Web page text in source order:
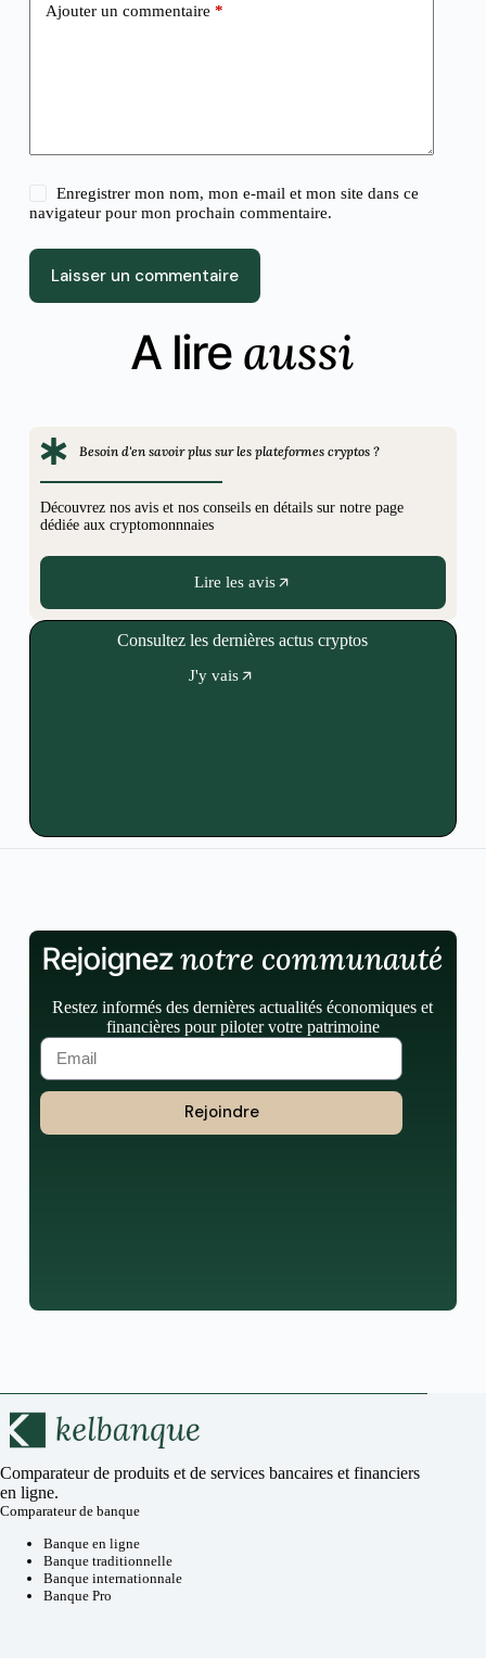
Ajouter un commentaire *
Enregistrer mon nom, mon e-mail et mon site dans ce
navigateur pour mon prochain commentaire.
Laisser un commentaire
A lire aussi
Besoin d'en savoir plus sur les plateformes cryptos ?
Découvrez nos avis et nos conseils en détails sur notre page
dédiée aux cryptomonnnaies
Lire les avis
Consultez les dernières actus cryptos
J'y vais
Rejoigneznotre communauté
Restez informés des dernières actualités économiques et
financières pour piloter votre patrimoine
Rejoindre
Comparateur de produits et de services bancaires et financiers
en ligne.
Comparateur de banque
Banque en ligne
Banque traditionnelle
Banque internationnale
Banque Pro